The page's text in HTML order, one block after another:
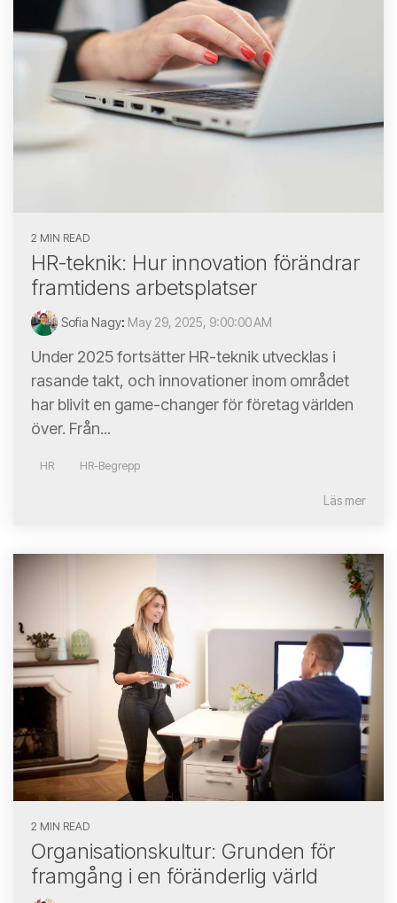
2 MIN READ
HR-teknik: Hur innovation förändrar
framtidens arbetsplatser
Sofia Nagy: May 29, 2025, 9:00:00 AM
Under 2025 fortsätter HR-teknik utvecklas i
rasande takt, och innovationer inom området
har blivit en game-changer för företag världen
över. Från...
HR HR-Begrepp
Läs mer
2 MIN READ
Organisationskultur: Grunden för
framgång i en föränderlig värld